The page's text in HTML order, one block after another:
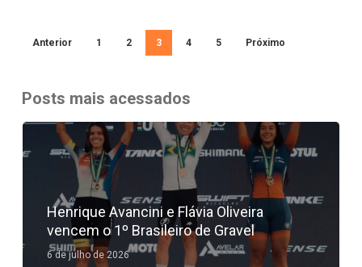
Anterior 1 2 3 4 5 Próximo
Posts mais acessados
Henrique Avancini e Flávia Oliveira
vencem o 1º Brasileiro de Gravel
6 de julho de 2026